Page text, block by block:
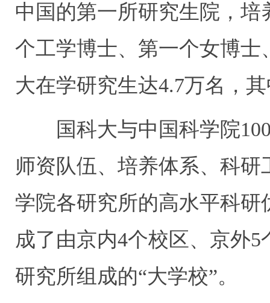
中国的第一所研究生院，
个工学博士、第一个女博
大在学研究生达4.7万名，
国科大与中国科学院
师资队伍、培养体系、科
学院各研究所的高水平科
成了由京内4个校区、京外5
研究所组成的“大学校”。